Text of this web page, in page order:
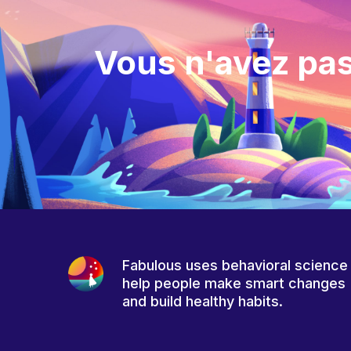
Vous n'avez
Fabulous uses behavioral
help people make smart changes
and build healthy habits.